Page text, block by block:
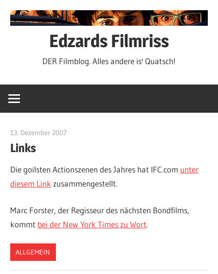
Inhalt
Edzards Filmriss
DER Filmblog. Alles andere is' Quatsch!
13. Dezember 2007
Links
Die goilsten Actionszenen des Jahres hat IFC.com unter
diesem Link zusammengestellt.
Marc Forster, der Regisseur des nächsten Bondfilms,
kommt bei der New York Times zu Wort.
ALLGEMEIN